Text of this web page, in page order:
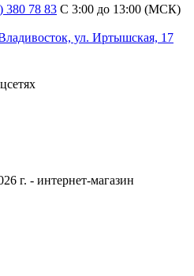
380 78 83 С 3:00 до 13:00 (МСК)
ул. Иртышская, 17
г. - интернет-магазин